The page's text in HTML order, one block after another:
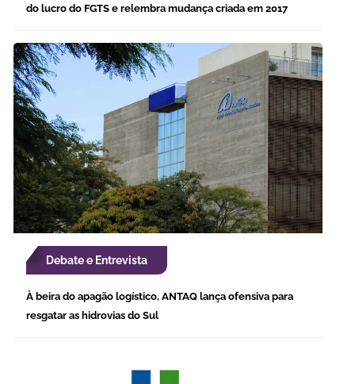
do lucro do FGTS e relembra mudança criada em 2017
Debate e Entrevista
À beira do apagão logístico, ANTAQ lança ofensiva para
resgatar as hidrovias do Sul